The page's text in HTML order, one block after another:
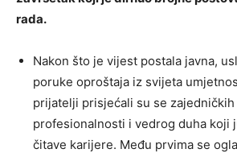
rada.
Nakon što je vijest postala javna,
poruke oproštaja iz svijeta
prijatelji prisjećali su se zajedničkih
profesionalnosti i vedrog duha koji
čitave karijere. Među prvima se